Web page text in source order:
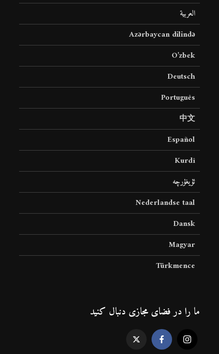
العربية
Azərbaycan dilində
O’zbek
Deutsch
Português
中文
Español
Kurdî
ئۇيغۇرچە
Nederlandse taal
Dansk
Magyar
Türkmence
ما را در فضای مجازی دنبال کنید